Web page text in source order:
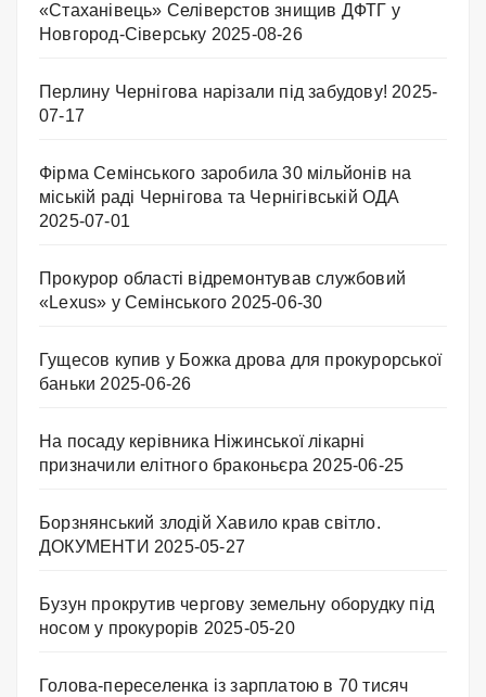
«Стаханівець» Селіверстов знищив ДФТГ у
Новгород-Сіверську 2025-08-26
Перлину Чернігова нарізали під забудову! 2025-
07-17
Фірма Семінського заробила 30 мільйонів на
міській раді Чернігова та Чернігівській ОДА
2025-07-01
Прокурор області відремонтував службовий
«Lexus» у Семінського 2025-06-30
Гущесов купив у Божка дрова для прокурорської
баньки 2025-06-26
На посаду керівника Ніжинської лікарні
призначили елітного браконьєра 2025-06-25
Борзнянський злодій Хавило крав світло.
ДОКУМЕНТИ 2025-05-27
Бузун прокрутив чергову земельну оборудку під
носом у прокурорів 2025-05-20
Голова-переселенка із зарплатою в 70 тисяч